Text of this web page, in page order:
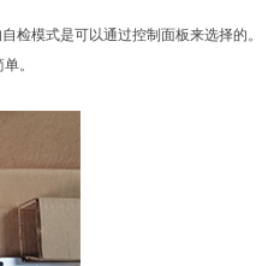
检模式是可以通过控制面板来选择的。
。